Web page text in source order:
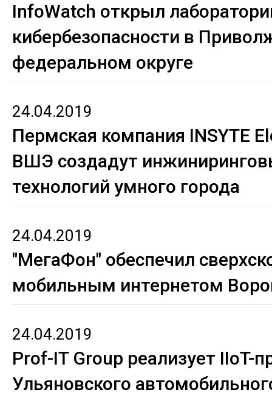
InfoWatch открыл
кибербезопасности в
федеральном округе
24.04.2019
Пермская компания INSYTE
ВШЭ создадут
технологий умного города
24.04.2019
"МегаФон" обеспечил
мобильным интернетом
24.04.2019
Prof-IT Group реализует IIoT-
Ульяновского